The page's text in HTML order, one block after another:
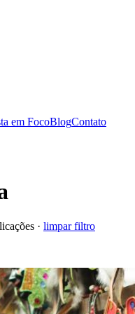
em FocoBlogContato
· limpar filtro